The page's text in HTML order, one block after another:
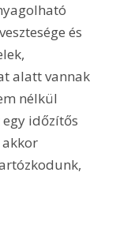
és
alatt vannak
nélkül
időzítős